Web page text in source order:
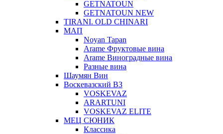
GETNATOUN
GETNATOUN NEW
TIRANI. OLD CHINARI
МАП
Noyan Tapan
Arame Фруктовые вина
Arame Виноградные вина
Разные вина
Шаумян Вин
Воскевазский ВЗ
VOSKEVAZ
ARARTUNI
VOSKEVAZ ELITE
МЕЦ СЮНИК
Классика